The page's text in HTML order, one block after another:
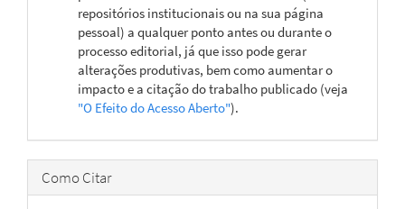
repositórios institucionais ou na sua página
pessoal) a qualquer ponto antes ou durante o
processo editorial, já que isso pode gerar
alterações produtivas, bem como aumentar o
impacto e a citação do trabalho publicado (veja
"O Efeito do Acesso Aberto").
Como Citar